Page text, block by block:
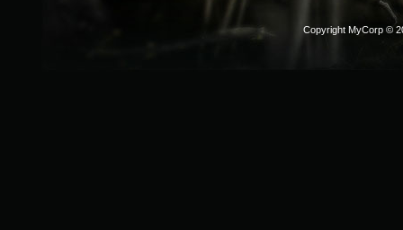
Copyright MyCorp ©